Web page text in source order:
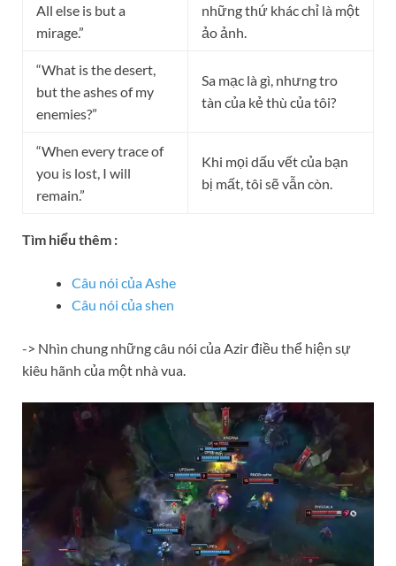
All else is but a
mirage.”
những thứ khác chỉ là một
ảo ảnh.
“What is the desert,
but the ashes of my
enemies?”
Sa mạc là gì, nhưng tro
tàn của kẻ thù của tôi?
“When every trace of
you is lost, I will
remain.”
Khi mọi dấu vết của bạn
bị mất, tôi sẽ vẫn còn.
Tìm hiểu thêm :
Câu nói của Ashe
Câu nói của shen
-> Nhìn chung những câu nói của Azir điều thể hiện sự
kiêu hãnh của một nhà vua.